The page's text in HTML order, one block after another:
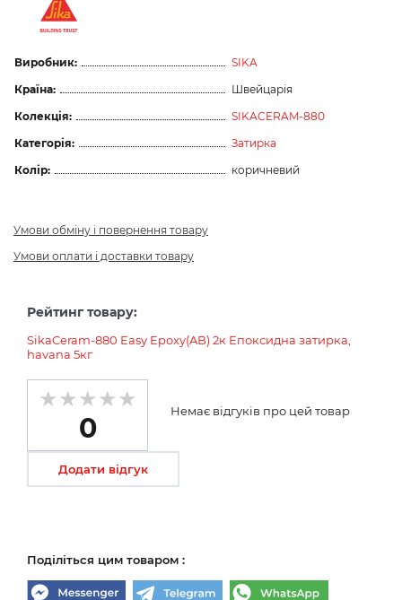
Виробник:
SIKA
Країна:
Швейцарія
Колекція:
SIKACERAM-880
Категорія:
Затирка
Колір:
коричневий
Умови обміну і повернення товару
Умови оплати і доставки товару
Рейтинг товару:
SikaCeram-880 Easy Epoxy(AB) 2к Епоксидна затирка,
havana 5кг
0
Немає відгуків про цей товар
Додати відгук
Поділіться цим товаром :